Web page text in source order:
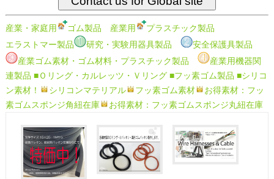
産業・家庭用 ゴム製品 産業用
プラスチック製品
エラストマー製品
研究・実験用器具製品
安全保護具製品
産業ゴム素材・ゴム材料・プラスチック製品
産業用機器関
連製品 ■Ｏリング・カルレッツ・Ｖリング ■フッ素ゴム製品 ■シリコ
ン素材！
シリコンマテリアル フッ素ゴム素材
お得素材：フッ
素ゴムスポンジ角紐在庫
お得素材：フッ素ゴムスポンジ丸紐在庫